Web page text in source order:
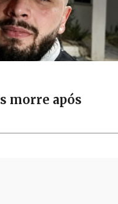
morre após